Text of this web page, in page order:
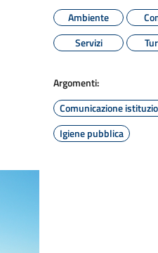
Ambiente
Servizi
Argomenti:
Comunicazione
Igiene pubblica